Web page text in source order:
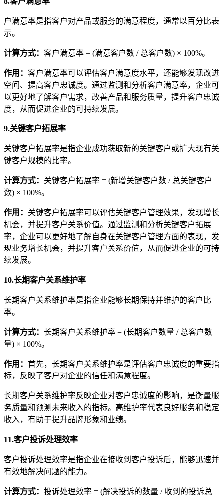
户满意率是指客户对产品或服务的满意程度，通常以百分比表
示。
计算方式： 客户满意率 = (满意客户数 / 总客户数) × 100%。
作用 ： 客户满意率可以评估客户满意度水平，还能够发现改进
空间、提高客户忠诚度。通过监测和分析客户满意率，企业可
以更好地了解客户需求，改善产品和服务质量，提升客户忠诚
度，从而促进企业的可持续发展。
9.关键客户拓展率
关键客户拓展率是指企业成功获取新的关键客户或扩大现有关
键客户规模的比率。
计算方式： 关键客户拓展率 = (新增关键客户数 / 总关键客户
数) × 100%。
作用 ： 关键客户拓展率可以评估关键客户管理效果，发现增长
机会，并提升客户关系价值。通过监测和分析关键客户拓展
率，企业可以更好地了解自身在关键客户管理方面的表现，发
现业务增长机会，并提升客户关系价值，从而促进企业的可持
续发展。
10.长期客户关系维护率
长期客户关系维护率是指企业能够长期保持并维护的客户比
率。
计算方式： 长期客户关系维护率 = (长期客户数量 / 总客户数
量) × 100%。
作用 ： 首先，长期客户关系维护率是评估客户忠诚度的重要指
标，反映了客户对企业的信任和满意程度。
长期客户关系维护率反映企业对客户忠诚度的影响，是衡量服
务质量和预测未来收入的指标。高维护率代表良好服务和稳定
收入，有助于提升品牌形象和业绩。
11.客户投诉处理效率
客户投诉处理效率是指企业在接收到客户投诉后，能够迅速并
有效地解决问题的能力。
计算方式： 投诉处理效率 = (解决投诉的数量 / 收到的投诉总